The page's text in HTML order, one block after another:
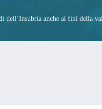
dell’Insubria anche ai fini della